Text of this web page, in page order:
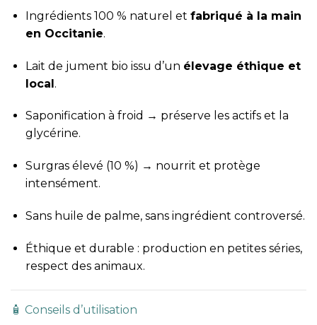
Ingrédients 100 % naturel et fabriqué à la main
en Occitanie.
Lait de jument bio issu d’un élevage éthique et
local.
Saponification à froid → préserve les actifs et la
glycérine.
Surgras élevé (10 %) → nourrit et protège
intensément.
Sans huile de palme, sans ingrédient controversé.
Éthique et durable : production en petites séries,
respect des animaux.
🧴 Conseils d’utilisation